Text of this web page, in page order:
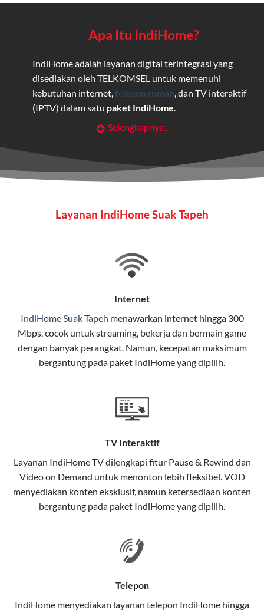
Apa Itu IndiHome?
IndiHome adalah layanan digital terintegrasi yang
disediakan oleh TELKOMSEL untuk memenuhi
kebutuhan internet, telepon rumah , dan TV interaktif
(IPTV) dalam satu paket IndiHome
Layanan Wifi Indihome ini dirancang untuk
maupun individu yang membutuhkan konektivitas dan
hiburan berkualitas tinggi.
pengguna rumah dan bisnis.
stabil, dan memiliki berbagai pilihan paket IndiHome
Selain internet, layanan IndiHome juga mencakup TV
interaktif (IndiHome TV) dan telepon rumah dalam
satu paket.
Teknologi di Balik WiFi IndiHome
Wifi IndiHome menggunakan teknologi Fiber To The
menggunakan kabel serat optik hingga ke rumah
pelanggan. Teknologi ini memiliki beberapa
keunggulan:
Kecepatan Tinggi
dibandingkan kabel tembaga atau DSL.
elektromagnetik, sehingga koneksi tetap lancar.
Selengkapnya..
Layanan IndiHome Suak Tapeh
Internet
IndiHome Suak Tapeh menawarkan internethingga 300
Mbps, cocok untuk streaming, bekerja dan bermain game
dengan banyak perangkat. Namun, kecepatan maksimum
bergantung pada paket IndiHome yang dipilih.
TV Interaktif
Layanan IndiHome TVdilengkapi fitur Pause & Rewind dan
Video on Demand untuk menonton lebih fleksibel. VOD
menyediakan konten eksklusif, namun ketersediaan konten
bergantung pada paket IndiHome yang dipilih.
Telepon
IndiHome menyediakan layanan telepon IndiHome hingga